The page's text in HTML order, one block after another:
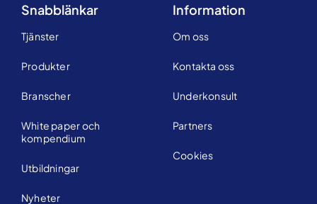
Snabblänkar
Tjänster
Produkter
Branscher
White paper och
kompendium
Utbildningar
Nyheter
Information
Om oss
Kontakta oss
Underkonsult
Partners
Cookies